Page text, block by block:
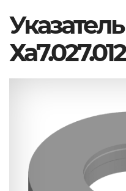
Указатель
Ха7.027.012